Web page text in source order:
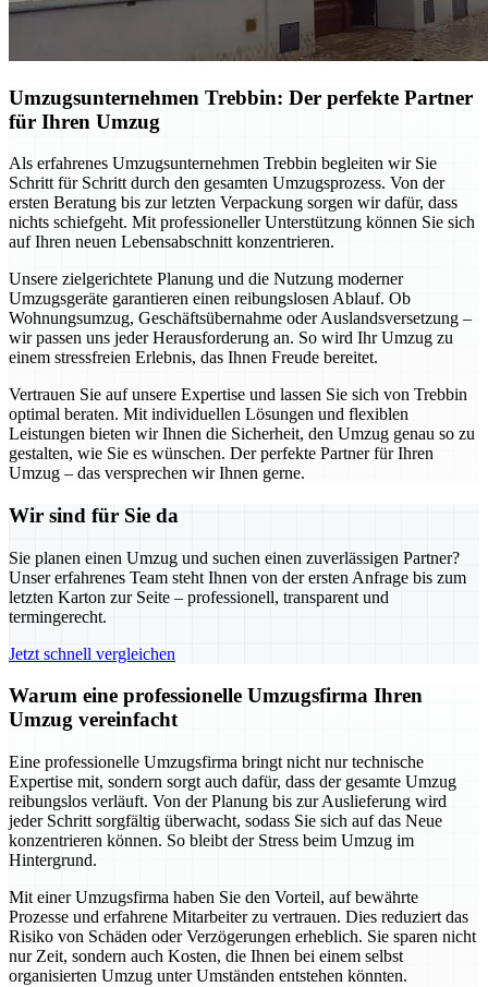
Umzugsunternehmen Trebbin: Der perfekte Partner
für Ihren Umzug
Als erfahrenes Umzugsunternehmen Trebbin begleiten wir Sie
Schritt für Schritt durch den gesamten Umzugsprozess. Von der
ersten Beratung bis zur letzten Verpackung sorgen wir dafür, dass
nichts schiefgeht. Mit professioneller Unterstützung können Sie sich
auf Ihren neuen Lebensabschnitt konzentrieren.
Unsere zielgerichtete Planung und die Nutzung moderner
Umzugsgeräte garantieren einen reibungslosen Ablauf. Ob
Wohnungsumzug, Geschäftsübernahme oder Auslandsversetzung –
wir passen uns jeder Herausforderung an. So wird Ihr Umzug zu
einem stressfreien Erlebnis, das Ihnen Freude bereitet.
Vertrauen Sie auf unsere Expertise und lassen Sie sich von Trebbin
optimal beraten. Mit individuellen Lösungen und flexiblen
Leistungen bieten wir Ihnen die Sicherheit, den Umzug genau so zu
gestalten, wie Sie es wünschen. Der perfekte Partner für Ihren
Umzug – das versprechen wir Ihnen gerne.
Wir sind für Sie da
Sie planen einen Umzug und suchen einen zuverlässigen Partner?
Unser erfahrenes Team steht Ihnen von der ersten Anfrage bis zum
letzten Karton zur Seite – professionell, transparent und
termingerecht.
Jetzt schnell vergleichen
Warum eine professionelle Umzugsfirma Ihren
Umzug vereinfacht
Eine professionelle Umzugsfirma bringt nicht nur technische
Expertise mit, sondern sorgt auch dafür, dass der gesamte Umzug
reibungslos verläuft. Von der Planung bis zur Auslieferung wird
jeder Schritt sorgfältig überwacht, sodass Sie sich auf das Neue
konzentrieren können. So bleibt der Stress beim Umzug im
Hintergrund.
Mit einer Umzugsfirma haben Sie den Vorteil, auf bewährte
Prozesse und erfahrene Mitarbeiter zu vertrauen. Dies reduziert das
Risiko von Schäden oder Verzögerungen erheblich. Sie sparen nicht
nur Zeit, sondern auch Kosten, die Ihnen bei einem selbst
organisierten Umzug unter Umständen entstehen könnten.